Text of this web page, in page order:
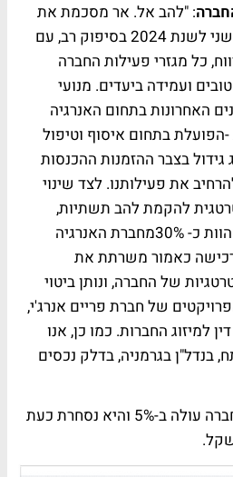
: "להב אל. אר מסכמת את
החציון הראשון והרבעון השני לשנת 2024 בסיפוק רב, עם
כל מגזרי פעילות החברה
ועמידה ביעדים. מנועי
האחרונות בתחום האנרגיה
בתחום איסוף וטיפול
בצבר ההזמנות ההכנסות
את פעילותנו. לצד שינוי
להקמת להב תשתיות,
רכשנו לאחרונה מניות המהוות כ- 30%מחברת האנרגיה
כאמור משרתת את
של החברה, ונותן ביטוי
של חברת פריים אנרג'י,
למיזוג החברות. כמו כן, אנו
בנדל"ן בגרמניה, בדלק נכסים
בעקבות הדוחות מניית החברה עולה ב-5% והיא נסחרת כעת